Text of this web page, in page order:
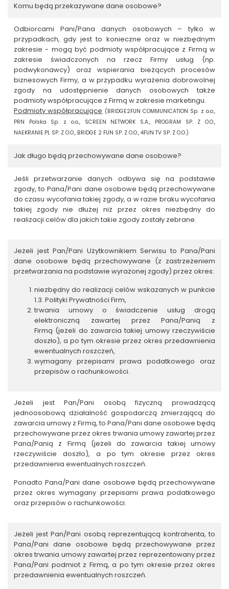
Komu będą przekazywane dane osobowe?
Odbiorcami Pani/Pana danych osobowych – tylko w
przypadkach, gdy jest to konieczne oraz w niezbędnym
zakresie - mogą być podmioty współpracujące z Firmą w
zakresie świadczonych na rzecz Firmy usług (np.
podwykonawcy) oraz wspierania bieżących procesów
biznesowych Firmy, a w przypadku wyrażenia dobrowolnej
zgody na udostępnienie danych osobowych także
podmioty współpracujące z Firmą w zakresie marketingu.
Podmioty współpracujące (BRIDGE2FUN COMMUNICATION Sp. z o.o.,
PRN Polska Sp. z o.o., SCREEN NETWORK S.A., PROGRAM SP. Z O.O.,
NAEKRANIE.PL SP. Z O.O., BRIDGE 2 FUN SP. Z O.O., 4FUN TV SP. Z O.O.)
Jak długo będą przechowywane dane osobowe?
Jeśli przetwarzanie danych odbywa się na podstawie
zgody, to Pana/Pani dane osobowe będą przechowywane
do czasu wycofania takiej zgody, a w razie braku wycofania
takiej zgody nie dłużej niż przez okres niezbędny do
realizacji celów dla jakich takie zgody zostały zebrane.
Jeżeli jest Pan/Pani Użytkownikiem Serwisu to Pana/Pani
dane osobowe będą przechowywane (z zastrzeżeniem
przetwarzania na podstawie wyrażonej zgody) przez okres:
niezbędny do realizacji celów wskazanych w punkcie
1.3. Polityki Prywatności Firm,
trwania umowy o świadczenie usług drogą
elektroniczną zawartej przez Pana/Panią z
Firmą (jeżeli do zawarcia takiej umowy rzeczywiście
doszło), a po tym okresie przez okres przedawnienia
ewentualnych roszczeń,
wymagany przepisami prawa podatkowego oraz
przepisów o rachunkowości.
Jeżeli jest Pan/Pani osobą fizyczną prowadzącą
jednoosobową działalność gospodarczą zmierzającą do
zawarcia umowy z Firmą, to Pana/Pani dane osobowe będą
przechowywane przez okres trwania umowy zawartej przez
Pana/Panią z Firmą (jeżeli do zawarcia takiej umowy
rzeczywiście doszło), a po tym okresie przez okres
przedawnienia ewentualnych roszczeń.
Ponadto Pana/Pani dane osobowe będą przechowywane
przez okres wymagany przepisami prawa podatkowego
oraz przepisów o rachunkowości.
Jeżeli jest Pan/Pani osobą reprezentującą kontrahenta, to
Pana/Pani dane osobowe będą przechowywane przez
okres trwania umowy zawartej przez reprezentowany przez
Pana/Pani podmiot z Firmą, a po tym okresie przez okres
przedawnienia ewentualnych roszczeń.